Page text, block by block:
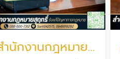
สํานักงานกฎหมาย นนทบุรี